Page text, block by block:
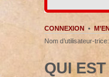
CONNEXION•
Nom d’utilisateur-trice:
QUI